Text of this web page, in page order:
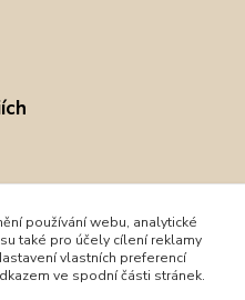
používání webu, analytické
také pro účely cílení reklamy
vlastních preferencí
ve spodní části stránek.